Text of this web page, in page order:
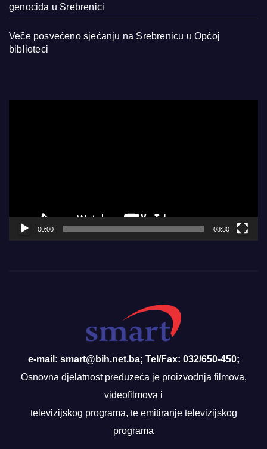
genocida u Srebrenici
Veče posvećeno sjećanju na Srebrenicu u Općoj
biblioteci
00:00 08:30
e-mail: smart@bih.net.ba; Tel/Fax: 032/650-450;
Osnovna djelatnost preduzeća je proizvodnja filmova,
videofilmova i
televizijskog programa, te emitiranje televizijskog
programa